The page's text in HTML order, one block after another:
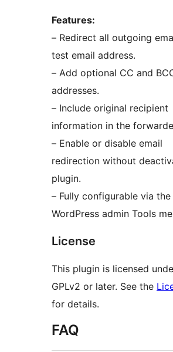
Features:
– Redirect all outgoing
test email address.
– Add optional CC and
addresses.
– Include original recipient
information in the
– Enable or disable email
redirection without
plugin.
– Fully configurable via the
WordPress admin Tools
License
This plugin is licensed
GPLv2 or later. See the
for details.
FAQ